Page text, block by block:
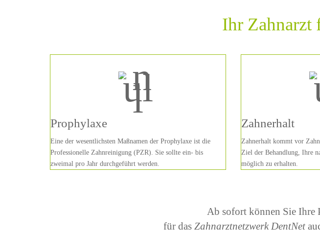
Ihr Zahnarzt
Prophylaxe
Eine der wesentlichsten Maßnamen der Prophylaxe ist die
Professionelle Zahnreinigung (PZR). Sie sollte ein- bis
zweimal pro Jahr durchgeführt werden.
Zahnerhalt
Zahnerhalt kommt vor
Ziel der Behandlung, Ihre
möglich zu erhalten.
Ab sofort können Sie Ihre
für das Zahnarztnetzwerk DentNet